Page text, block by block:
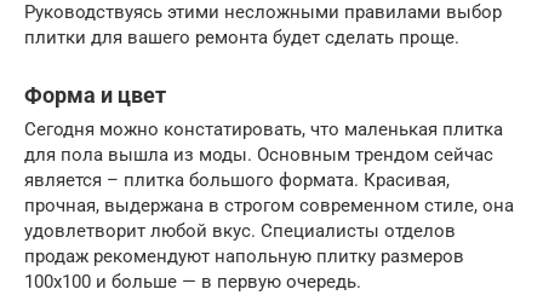
Руководствуясь этими несложными правилами выбор
плитки для вашего ремонта будет сделать проще.
Форма и цвет
Сегодня можно констатировать, что маленькая плитка
для пола вышла из моды. Основным трендом сейчас
является – плитка большого формата. Красивая,
прочная, выдержана в строгом современном стиле, она
удовлетворит любой вкус. Специалисты отделов
продаж рекомендуют напольную плитку размеров
100х100 и больше — в первую очередь.